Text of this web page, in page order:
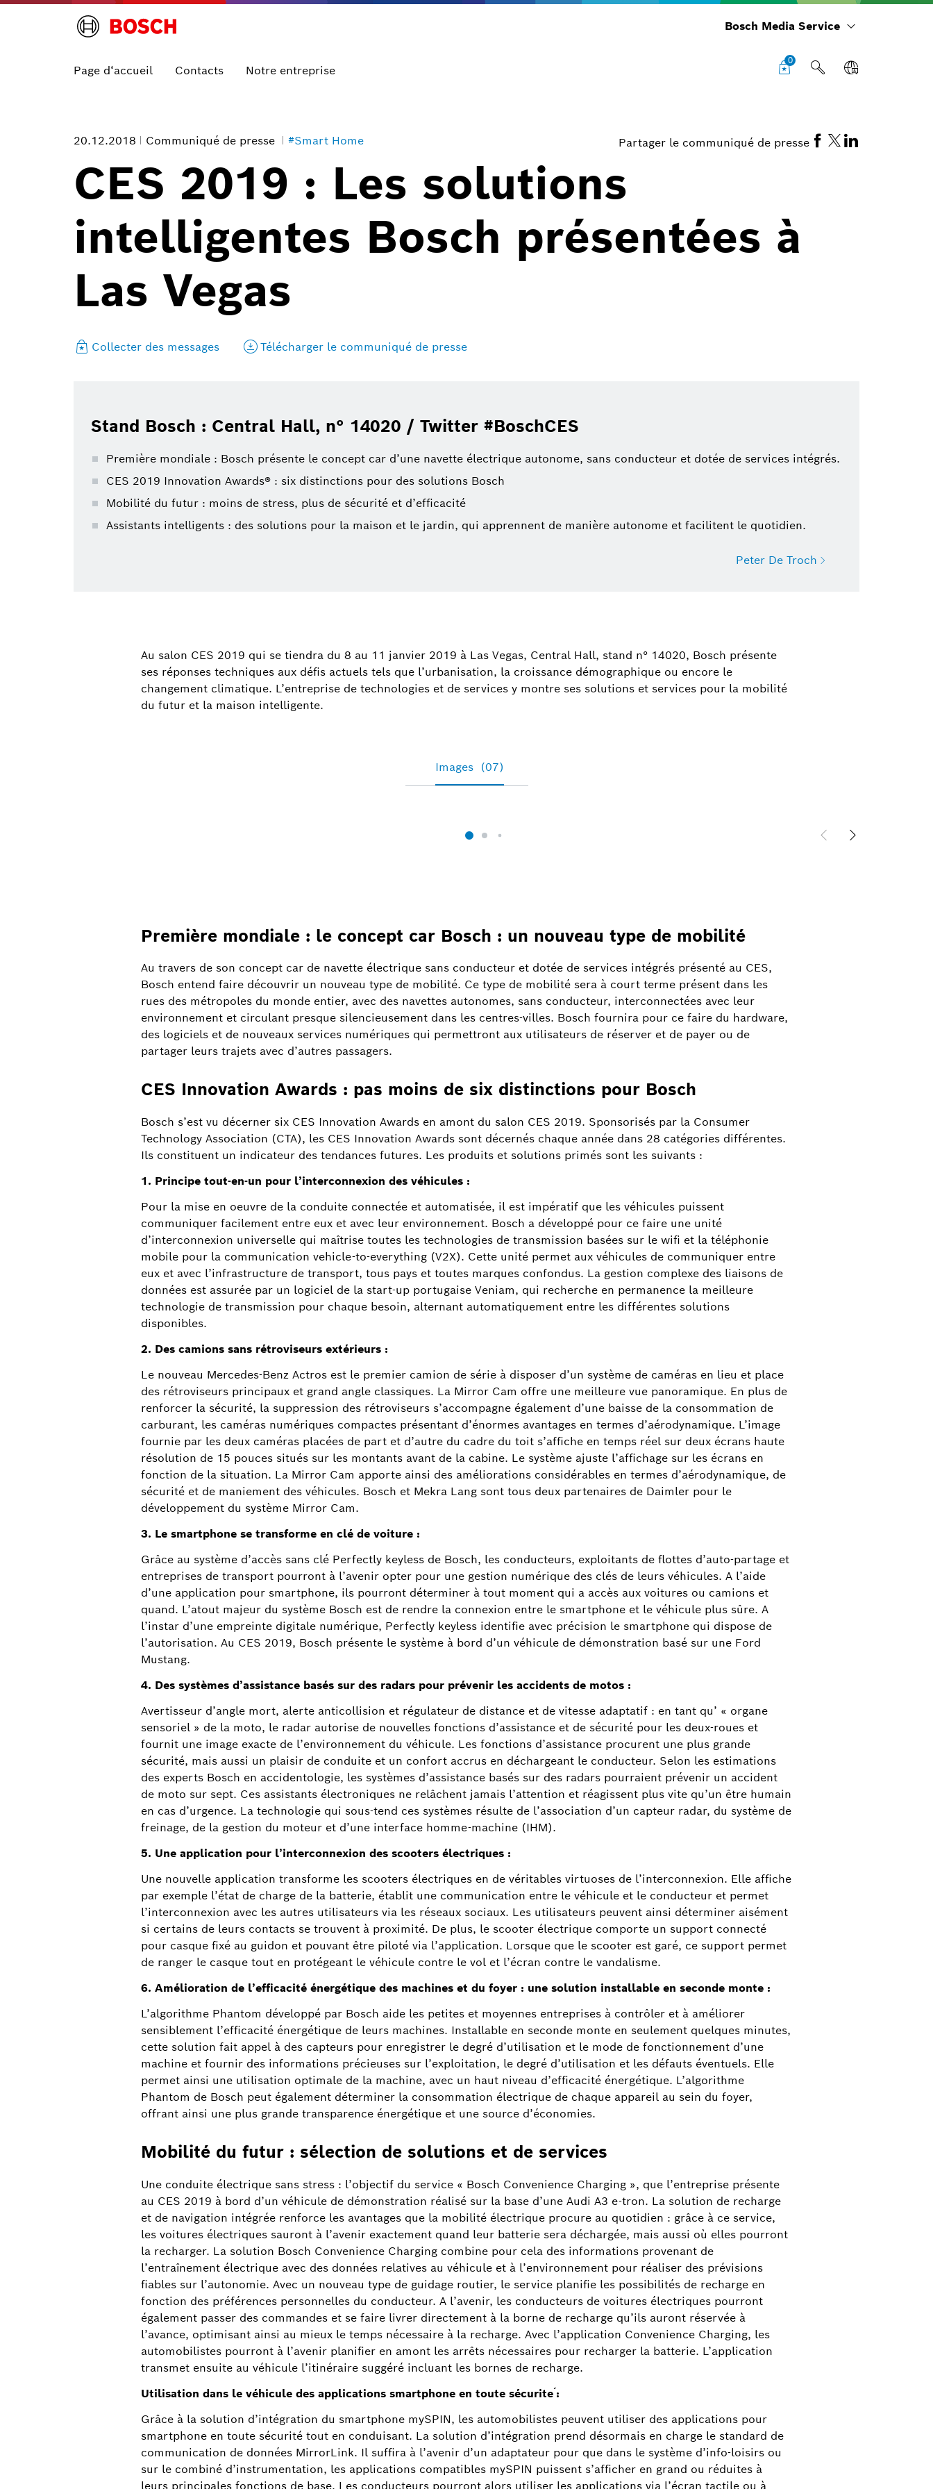
Bosch Media Service
Page d‘accueil Contacts Notre entreprise
0
20.12.2018 Communiqué de presse #Smart Home Partager le communiqué de presse
CES 2019 : Les solutions
intelligentes Bosch présentées à
Las Vegas
Collecter des messages Télécharger le communiqué de presse
Stand Bosch : Central Hall, n° 14020 / Twitter #BoschCES
Première mondiale : Bosch présente le concept car d’une navette électrique autonome, sans conducteur et dotée de services intégrés.
CES 2019 Innovation Awards® : six distinctions pour des solutions Bosch
Mobilité du futur : moins de stress, plus de sécurité et d’efficacité
Assistants intelligents : des solutions pour la maison et le jardin, qui apprennent de manière autonome et facilitent le quotidien.
Peter De Troch
Au salon CES 2019 qui se tiendra du 8 au 11 janvier 2019 à Las Vegas, Central Hall, stand n° 14020, Bosch présente
ses réponses techniques aux défis actuels tels que l’urbanisation, la croissance démographique ou encore le
changement climatique. L’entreprise de technologies et de services y montre ses solutions et services pour la mobilité
du futur et la maison intelligente.
Images (07)
Première mondiale : le concept car Bosch : un nouveau type de mobilité
Au travers de son concept car de navette électrique sans conducteur et dotée de services intégrés présenté au CES,
Bosch entend faire découvrir un nouveau type de mobilité. Ce type de mobilité sera à court terme présent dans les
rues des métropoles du monde entier, avec des navettes autonomes, sans conducteur, interconnectées avec leur
environnement et circulant presque silencieusement dans les centres-villes. Bosch fournira pour ce faire du hardware,
des logiciels et de nouveaux services numériques qui permettront aux utilisateurs de réserver et de payer ou de
partager leurs trajets avec d’autres passagers.
CES Innovation Awards : pas moins de six distinctions pour Bosch
Bosch s’est vu décerner six CES Innovation Awards en amont du salon CES 2019. Sponsorisés par la Consumer
Technology Association (CTA), les CES Innovation Awards sont décernés chaque année dans 28 catégories différentes.
Ils constituent un indicateur des tendances futures. Les produits et solutions primés sont les suivants :
1. Principe tout-en-un pour l’interconnexion des véhicules :
Pour la mise en oeuvre de la conduite connectée et automatisée, il est impératif que les véhicules puissent
communiquer facilement entre eux et avec leur environnement. Bosch a développé pour ce faire une unité
d’interconnexion universelle qui maîtrise toutes les technologies de transmission basées sur le wifi et la téléphonie
mobile pour la communication vehicle-to-everything (V2X). Cette unité permet aux véhicules de communiquer entre
eux et avec l’infrastructure de transport, tous pays et toutes marques confondus. La gestion complexe des liaisons de
données est assurée par un logiciel de la start-up portugaise Veniam, qui recherche en permanence la meilleure
technologie de transmission pour chaque besoin, alternant automatiquement entre les différentes solutions
disponibles.
2. Des camions sans rétroviseurs extérieurs :
Le nouveau Mercedes-Benz Actros est le premier camion de série à disposer d’un système de caméras en lieu et place
des rétroviseurs principaux et grand angle classiques. La Mirror Cam offre une meilleure vue panoramique. En plus de
renforcer la sécurité, la suppression des rétroviseurs s’accompagne également d’une baisse de la consommation de
carburant, les caméras numériques compactes présentant d’énormes avantages en termes d’aérodynamique. L’image
fournie par les deux caméras placées de part et d’autre du cadre du toit s’affiche en temps réel sur deux écrans haute
résolution de 15 pouces situés sur les montants avant de la cabine. Le système ajuste l’affichage sur les écrans en
fonction de la situation. La Mirror Cam apporte ainsi des améliorations considérables en termes d’aérodynamique, de
sécurité et de maniement des véhicules. Bosch et Mekra Lang sont tous deux partenaires de Daimler pour le
développement du système Mirror Cam.
3. Le smartphone se transforme en clé de voiture :
Grâce au système d’accès sans clé Perfectly keyless de Bosch, les conducteurs, exploitants de flottes d’auto-partage et
entreprises de transport pourront à l’avenir opter pour une gestion numérique des clés de leurs véhicules. A l’aide
d’une application pour smartphone, ils pourront déterminer à tout moment qui a accès aux voitures ou camions et
quand. L’atout majeur du système Bosch est de rendre la connexion entre le smartphone et le véhicule plus sûre. A
l’instar d’une empreinte digitale numérique, Perfectly keyless identifie avec précision le smartphone qui dispose de
l’autorisation. Au CES 2019, Bosch présente le système à bord d’un véhicule de démonstration basé sur une Ford
Mustang.
4. Des systèmes d’assistance basés sur des radars pour prévenir les accidents de motos :
Avertisseur d’angle mort, alerte anticollision et régulateur de distance et de vitesse adaptatif : en tant qu’ « organe
sensoriel » de la moto, le radar autorise de nouvelles fonctions d’assistance et de sécurité pour les deux-roues et
fournit une image exacte de l’environnement du véhicule. Les fonctions d’assistance procurent une plus grande
sécurité, mais aussi un plaisir de conduite et un confort accrus en déchargeant le conducteur. Selon les estimations
des experts Bosch en accidentologie, les systèmes d’assistance basés sur des radars pourraient prévenir un accident
de moto sur sept. Ces assistants électroniques ne relâchent jamais l’attention et réagissent plus vite qu’un être humain
en cas d’urgence. La technologie qui sous-tend ces systèmes résulte de l’association d’un capteur radar, du système de
freinage, de la gestion du moteur et d’une interface homme-machine (IHM).
5. Une application pour l’interconnexion des scooters électriques :
Une nouvelle application transforme les scooters électriques en de véritables virtuoses de l’interconnexion. Elle affiche
par exemple l’état de charge de la batterie, établit une communication entre le véhicule et le conducteur et permet
l’interconnexion avec les autres utilisateurs via les réseaux sociaux. Les utilisateurs peuvent ainsi déterminer aisément
si certains de leurs contacts se trouvent à proximité. De plus, le scooter électrique comporte un support connecté
pour casque fixé au guidon et pouvant être piloté via l’application. Lorsque que le scooter est garé, ce support permet
de ranger le casque tout en protégeant le véhicule contre le vol et l’écran contre le vandalisme.
6. Amélioration de l’efficacité énergétique des machines et du foyer : une solution installable en seconde monte :
L’algorithme Phantom développé par Bosch aide les petites et moyennes entreprises à contrôler et à améliorer
sensiblement l’efficacité énergétique de leurs machines. Installable en seconde monte en seulement quelques minutes,
cette solution fait appel à des capteurs pour enregistrer le degré d’utilisation et le mode de fonctionnement d’une
machine et fournir des informations précieuses sur l’exploitation, le degré d’utilisation et les défauts éventuels. Elle
permet ainsi une utilisation optimale de la machine, avec un haut niveau d’efficacité énergétique. L’algorithme
Phantom de Bosch peut également déterminer la consommation électrique de chaque appareil au sein du foyer,
offrant ainsi une plus grande transparence énergétique et une source d’économies.
Mobilité du futur : sélection de solutions et de services
Une conduite électrique sans stress : l’objectif du service « Bosch Convenience Charging », que l’entreprise présente
au CES 2019 à bord d’un véhicule de démonstration réalisé sur la base d’une Audi A3 e-tron. La solution de recharge
et de navigation intégrée renforce les avantages que la mobilité électrique procure au quotidien : grâce à ce service,
les voitures électriques sauront à l’avenir exactement quand leur batterie sera déchargée, mais aussi où elles pourront
la recharger. La solution Bosch Convenience Charging combine pour cela des informations provenant de
l’entraînement électrique avec des données relatives au véhicule et à l’environnement pour réaliser des prévisions
fiables sur l’autonomie. Avec un nouveau type de guidage routier, le service planifie les possibilités de recharge en
fonction des préférences personnelles du conducteur. A l’avenir, les conducteurs de voitures électriques pourront
également passer des commandes et se faire livrer directement à la borne de recharge qu’ils auront réservée à
l’avance, optimisant ainsi au mieux le temps nécessaire à la recharge. Avec l’application Convenience Charging, les
automobilistes pourront à l’avenir planifier en amont les arrêts nécessaires pour recharger la batterie. L’application
transmet ensuite au véhicule l’itinéraire suggéré incluant les bornes de recharge.
Utilisation dans le véhicule des applications smartphone en toute sécurite ́:
Grâce à la solution d’intégration du smartphone mySPIN, les automobilistes peuvent utiliser des applications pour
smartphone en toute sécurité tout en conduisant. La solution d’intégration prend désormais en charge le standard de
communication de données MirrorLink. Il suffira à l’avenir d’un adaptateur pour que dans le système d’info-loisirs ou
sur le combiné d’instrumentation, les applications compatibles mySPIN puissent s’afficher en grand ou réduites à
leurs principales fonctions de base. Les conducteurs pourront alors utiliser les applications via l’écran tactile ou à